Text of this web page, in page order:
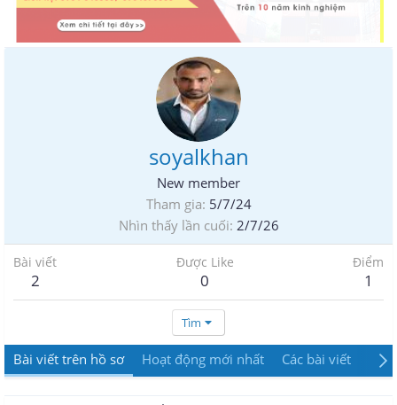
soyalkhan
New member
Tham gia 5/7/24
Nhìn thấy lần cuối 2/7/26
Bài viết
2
Được Like
0
Điểm
1
Tìm
Bài viết trên hồ sơ Hoạt động mới nhất Các bài viết